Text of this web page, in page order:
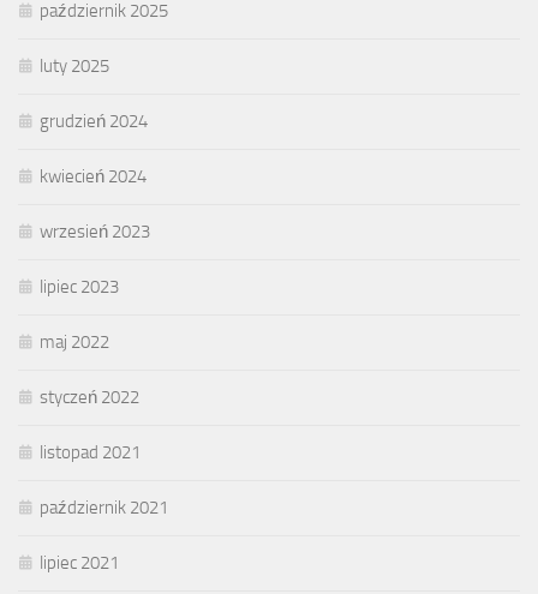
październik 2025
luty 2025
grudzień 2024
kwiecień 2024
wrzesień 2023
lipiec 2023
maj 2022
styczeń 2022
listopad 2021
październik 2021
lipiec 2021